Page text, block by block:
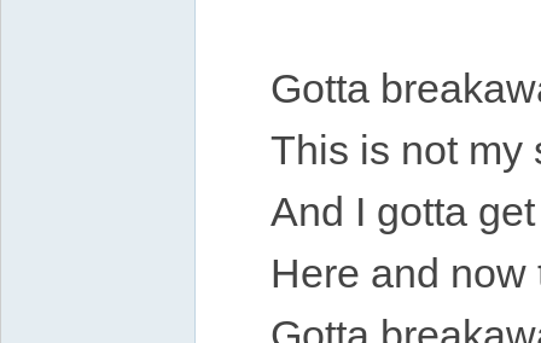
Gotta
This is not my
And I gotta
Here and now